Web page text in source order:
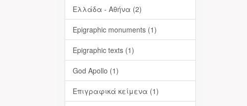
Ελλάδα - Αθήνα (2)
Epigraphic monuments (1)
Epigraphic texts (1)
God Apollo (1)
Επιγραφικά κείμενα (1)